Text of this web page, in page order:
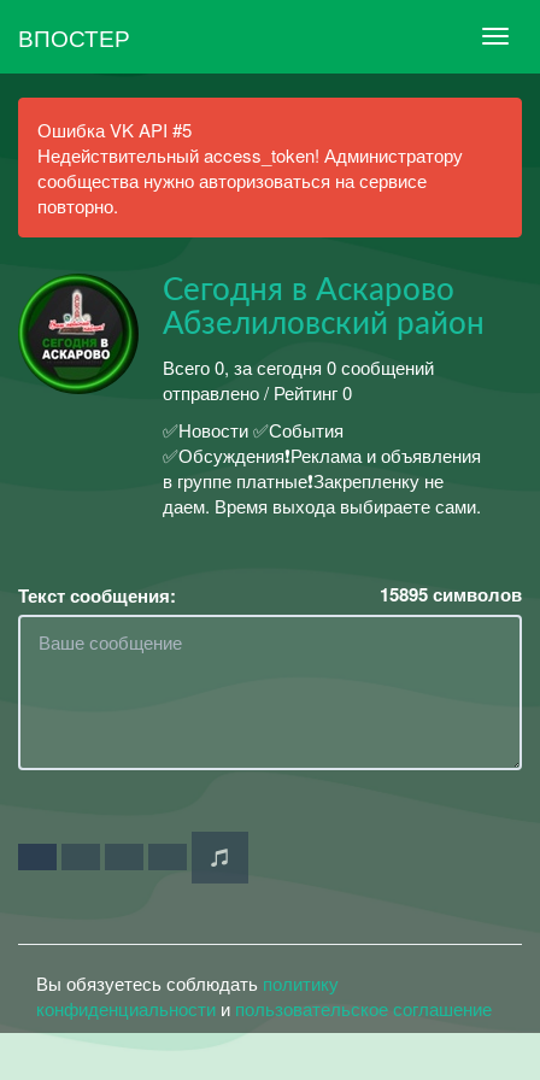
ВПОСТЕР
Ошибка VK API #5
Недействительный access_token! Администратору
сообщества нужно авторизоваться на сервисе
повторно.
Сегодня в Аскарово
Абзелиловский район
Всего 0, за сегодня 0 сообщений
отправлено / Рейтинг 0
✅Новости ✅События
✅Обсуждения❗Реклама и объявления
в группе платные❗Закрепленку не
даем. Время выхода выбираете сами.
Текст сообщения: 15895символов
Вы обязуетесь соблюдать политику
конфиденциальности и пользовательское соглашение